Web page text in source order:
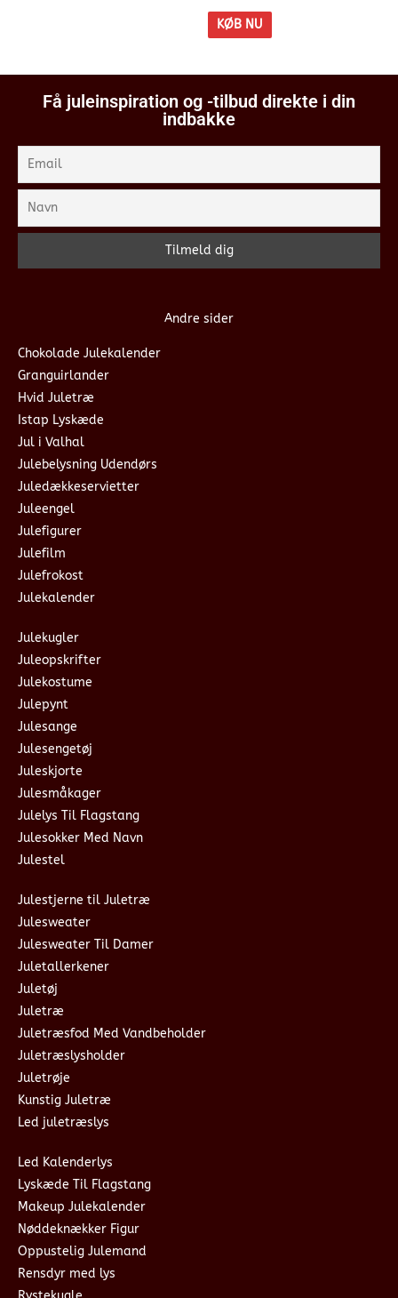
KØB NU
Få juleinspiration og -tilbud direkte i din
indbakke
Andre sider
Chokolade Julekalender
Granguirlander
Hvid Juletræ
Istap Lyskæde
Jul i Valhal
Julebelysning Udendørs
Juledækkeservietter
Juleengel
Julefigurer
Julefilm
Julefrokost
Julekalender
Julekugler
Juleopskrifter
Julekostume
Julepynt
Julesange
Julesengetøj
Juleskjorte
Julesmåkager
Julelys Til Flagstang
Julesokker Med Navn
Julestel
Julestjerne til Juletræ
Julesweater
Julesweater Til Damer
Juletallerkener
Juletøj
Juletræ
Juletræsfod Med Vandbeholder
Juletræslysholder
Juletrøje
Kunstig Juletræ
Led juletræslys
Led Kalenderlys
Lyskæde Til Flagstang
Makeup Julekalender
Nøddeknækker Figur
Oppustelig Julemand
Rensdyr med lys